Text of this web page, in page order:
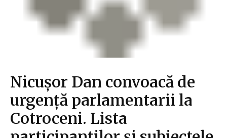
Nicușor Dan convoacă de
urgență parlamentarii la
Cotroceni. Lista